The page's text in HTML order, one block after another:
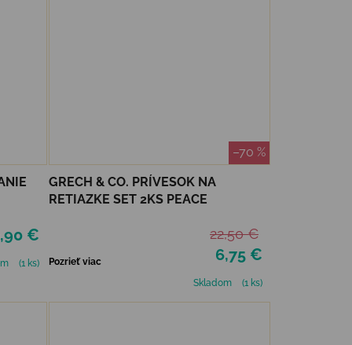
€
(1 ks)
–70 %
GRECH & CO. PRÍVESOK NA
RETIAZKE SET 2KS PEACE
6,75 €
22,50 €
Pozrieť viac
Skladom
(1 ks)